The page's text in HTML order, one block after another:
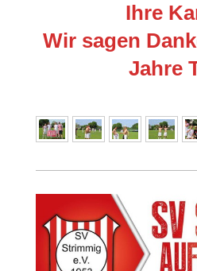
Ihre
Wir sagen
Jahre